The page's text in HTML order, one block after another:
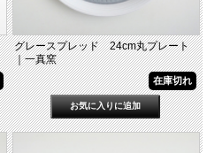
グレースプレッド 24cm丸プレート
｜一真窯
在庫切れ